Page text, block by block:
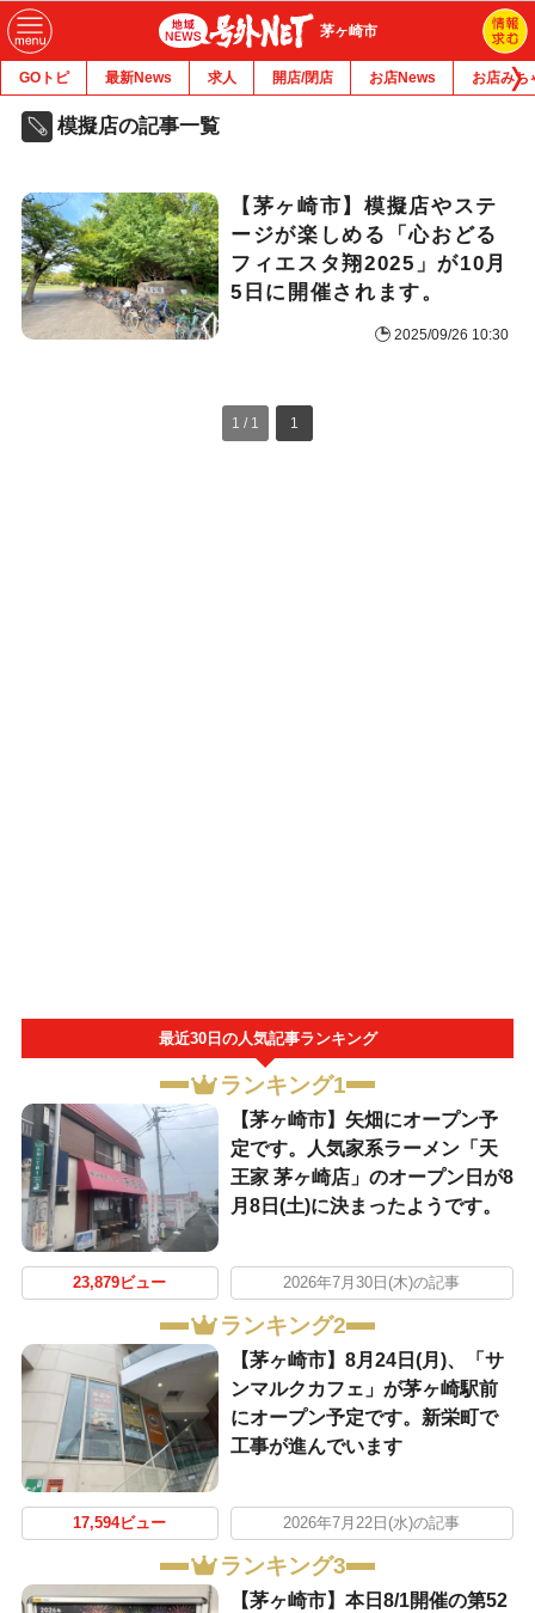
茅ヶ崎市
GOトピ 最新News 求人 開店/閉店 お店News お店みち
模擬店の記事一覧
【茅ヶ崎市】模擬店やステ
ージが楽しめる「心おどる
フィエスタ翔2025」が10月
5日に開催されます。
2025/09/26 10:30
1 / 1 1
最近30日の人気記事ランキング
ランキング1
【茅ヶ崎市】矢畑にオープン予
定です。人気家系ラーメン「天
王家 茅ヶ崎店」のオープン日が8
月8日(土)に決まったようです。
23,879ビュー 2026年7月30日(木)の記事
ランキング2
【茅ヶ崎市】8月24日(月)、「サ
ンマルクカフェ」が茅ヶ崎駅前
にオープン予定です。新栄町で
工事が進んでいます
17,594ビュー 2026年7月22日(水)の記事
ランキング3
【茅ヶ崎市】本日8/1開催の第52